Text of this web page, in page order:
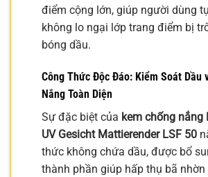
điểm cộng lớn, giúp người dùng
không lo ngại lớp trang điểm bị
bóng dầu.
Công Thức Độc Đáo: Kiểm Soát Dầu
Nắng Toàn Diện
Sự đặc biệt của kem chống nắng
UV Gesicht Mattierender LSF 50
thức không chứa dầu, được bổ
thành phần giúp hấp thụ bã